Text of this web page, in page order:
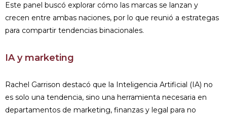
Este panel buscó explorar cómo las marcas se lanzan y
crecen entre ambas naciones, por lo que reunió a estrategas
para compartir tendencias binacionales.
IA y marketing
Rachel Garrison destacó que la Inteligencia Artificial (IA) no
es solo una tendencia, sino una herramienta necesaria en
departamentos de marketing, finanzas y legal para no